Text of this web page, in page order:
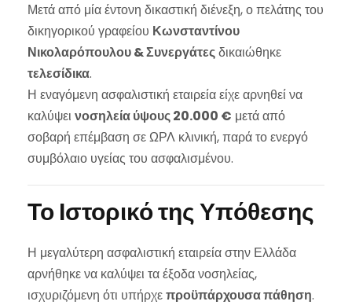
Μετά από μία έντονη δικαστική διένεξη, ο πελάτης του
δικηγορικού γραφείου Κωνσταντίνου
Νικολαρόπουλου & Συνεργάτεςδικαιώθηκε
τελεσίδικα.
Η εναγόμενη ασφαλιστική εταιρεία είχε αρνηθεί να
καλύψει νοσηλεία ύψους 20.000 € μετά από
σοβαρή επέμβαση σε ΩΡΛ κλινική, παρά το ενεργό
συμβόλαιο υγείας του ασφαλισμένου.
Το Ιστορικό της Υπόθεσης
Η μεγαλύτερη ασφαλιστική εταιρεία στην Ελλάδα
αρνήθηκε να καλύψει τα έξοδα νοσηλείας,
ισχυριζόμενη ότι υπήρχεπροϋπάρχουσα πάθηση.